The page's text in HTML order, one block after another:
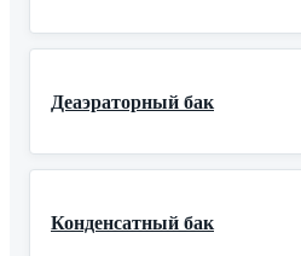
Деаэраторный бак
Конденсатный бак